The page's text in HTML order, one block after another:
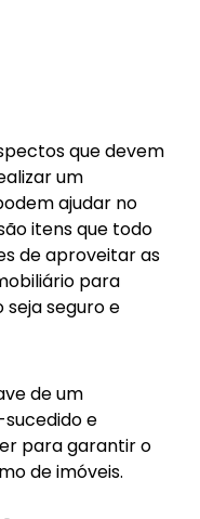
que devem
um
ajudar no
itens que todo
de aproveitar as
para
seguro e
de um
e
para garantir o
de imóveis.